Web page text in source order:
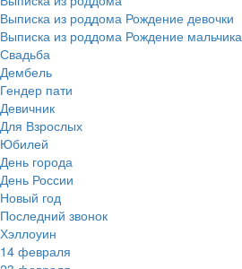
Выписка из роддома Рождение девочки
Выписка из роддома Рождение мальчика
Свадьба
Дембель
Гендер пати
Девичник
Для Взрослых
Юбилей
День города
День России
Новый год
Последний звонок
Хэллоуин
14 февраля